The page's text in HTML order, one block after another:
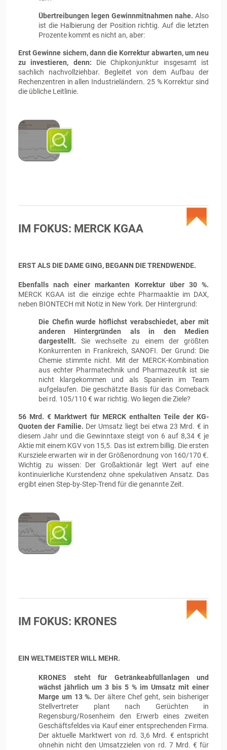
Übertreibungen legen Gewinnmitnahmen nahe. Also
ist die Halbierung der Position richtig. Auf die letzten
Prozente kommt es nicht an, aber:
Erst Gewinne sichern, dann die Korrektur abwarten, um neu
zu investieren, denn: Die Chipkonjunktur insgesamt ist
sachlich nachvollziehbar. Begleitet von dem Aufbau der
Rechenzentren in allen Industrieländern. 25 % Korrektur sind
die übliche Leitlinie.
IM FOKUS: MERCK KGAA
ERST ALS DIE DAME GING, BEGANN DIE TRENDWENDE.
Ebenfalls nach einer markanten Korrektur über 30 %.
MERCK KGAA ist die einzige echte Pharmaaktie im DAX,
neben BIONTECH mit Notiz in New York. Der Hintergrund:
Die Chefin wurde höflichst verabschiedet, aber mit
anderen Hintergründen als in den Medien
dargestellt. Sie wechselte zu einem der größten
Konkurrenten in Frankreich, SANOFI. Der Grund: Die
Chemie stimmte nicht. Mit der MERCK-Kombination
aus echter Pharmatechnik und Pharmazeutik ist sie
nicht klargekommen und als Spanierin im Team
aufgelaufen. Die geschätzte Basis für das Comeback
bei rd. 105/110 € war richtig. Wo liegen die Ziele?
56 Mrd. € Marktwert für MERCK enthalten Teile der KG-
Quoten der Familie. Der Umsatz liegt bei etwa 23 Mrd. € in
diesem Jahr und die Gewinntaxe steigt von 6 auf 8,34 € je
Aktie mit einem KGV von 15,5. Das ist extrem billig. Die ersten
Kursziele erwarten wir in der Größenordnung von 160/170 €.
Wichtig zu wissen: Der Großaktionär legt Wert auf eine
kontinuierliche Kurstendenz ohne spekulativen Ansatz. Das
ergibt einen Step-by-Step-Trend für die genannte Zeit.
IM FOKUS: KRONES
EIN WELTMEISTER WILL MEHR.
KRONES steht für Getränkeabfüllanlagen und
wächst jährlich um 3 bis 5 % im Umsatz mit einer
Marge um 13 %. Der ältere Chef geht, sein bisheriger
Stellvertreter plant nach Gerüchten in
Regensburg/Rosenheim den Erwerb eines zweiten
Geschäftsfeldes via Kauf einer entsprechenden Firma.
Der aktuelle Marktwert von rd. 3,6 Mrd. € entspricht
ohnehin nicht den Umsatzzielen von rd. 7 Mrd. € für